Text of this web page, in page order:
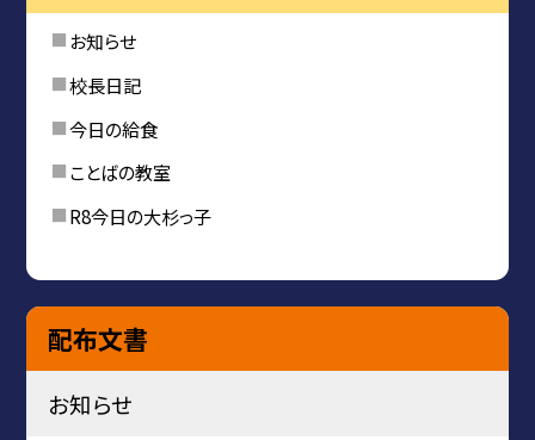
お知らせ
校長日記
今日の給食
ことばの教室
R8今日の大杉っ子
配布文書
お知らせ